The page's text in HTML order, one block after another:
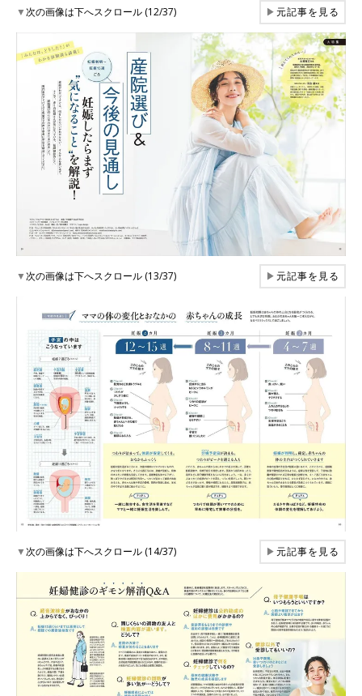
▼次の画像は下へスクロール (12/37) ▶元記事を見る
▼次の画像は下へスクロール (13/37) ▶元記事を見る
▼次の画像は下へスクロール (14/37) ▶元記事を見る